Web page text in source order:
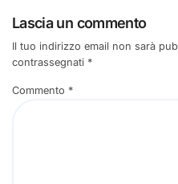
Lascia un commento
Il tuo indirizzo email non sarà
contrassegnati *
Commento *